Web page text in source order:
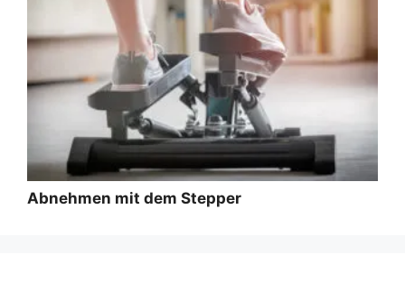
Abnehmen mit dem Stepper